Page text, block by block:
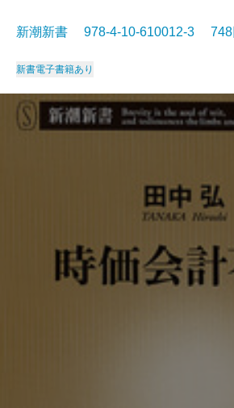
新潮新書 978-4-10-610012-3
新書電子書籍あり